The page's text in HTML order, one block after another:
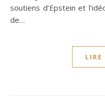
soutiens d’Epstein et
de…